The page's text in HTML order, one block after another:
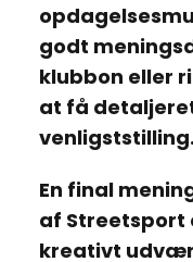
godt
klubbon eller
at få
venligststilling.
En final
af Streetsport
kreativt